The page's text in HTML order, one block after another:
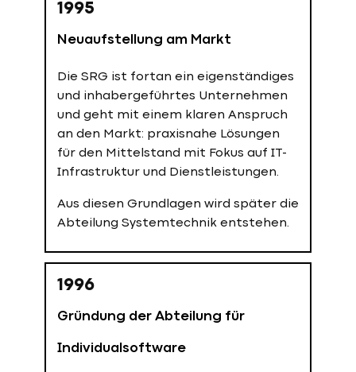
Erste Rechenzentren und
technischer Ausbau
Taylorix nimmt eines der modernsten
Rechenzentren Deutschlands in
Betrieb und erweitert das Portfolio
deutlich im Bereich Systemtechnik
und IT-Dienstleistungen. Die
technische Infrastruktur wird zum
zentralen Bestandteil der
Unternehmensstrategie.
1978
Wachstum und regionale
Verankerung
1995
Neuaufstellung am Markt
Die SRG ist fortan ein eigenständiges
und inhabergeführtes Unternehmen
und geht mit einem klaren Anspruch
an den Markt: praxisnahe Lösungen
für den Mittelstand mit Fokus auf IT-
Infrastruktur und Dienstleistungen.
Aus diesen Grundlagen wird später die
Abteilung Systemtechnik entstehen.
1996
Gründung der Abteilung für
Individualsoftware